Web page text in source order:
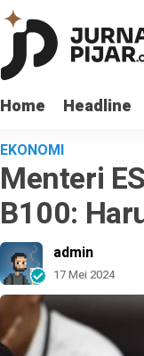
Home Headline
Home Headline
EKONOMI
Menteri
B100:
admin
17 Mei 2024